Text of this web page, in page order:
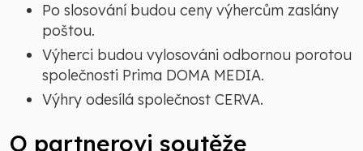
Po slosování budou ceny výhercům zaslány
poštou.
Výherci budou vylosováni odbornou porotou
společnosti Prima DOMA MEDIA.
Výhry odesílá společnost CERVA.
O partnerovi soutěže